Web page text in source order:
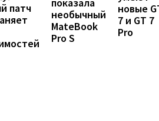
патч
показала
необычный
MateBook
Pro S
новые
7 и GT 7
Pro